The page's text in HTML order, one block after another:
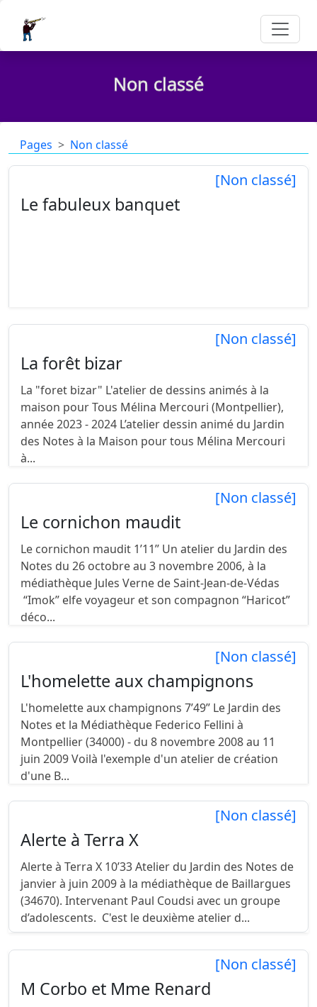
Non classé
Pages Non classé
[Non classé]
Le fabuleux banquet
[Non classé]
La forêt bizar
La "foret bizar" L'atelier de dessins animés à la
maison pour Tous Mélina Mercouri (Montpellier),
année 2023 - 2024 L’atelier dessin animé du Jardin
des Notes à la Maison pour tous Mélina Mercouri
à...
[Non classé]
Le cornichon maudit
Le cornichon maudit 1’11’’ Un atelier du Jardin des
Notes du 26 octobre au 3 novembre 2006, à la
médiathèque Jules Verne de Saint-Jean-de-Védas
“Imok” elfe voyageur et son compagnon “Haricot”
déco...
[Non classé]
L'homelette aux champignons
L'homelette aux champignons 7’49’’ Le Jardin des
Notes et la Médiathèque Federico Fellini à
Montpellier (34000) - du 8 novembre 2008 au 11
juin 2009 Voilà l'exemple d'un atelier de création
d'une B...
[Non classé]
Alerte à Terra X
Alerte à Terra X 10’33 Atelier du Jardin des Notes de
janvier à juin 2009 à la médiathèque de Baillargues
(34670). Intervenant Paul Coudsi avec un groupe
d’adolescents. C'est le deuxième atelier d...
[Non classé]
M Corbo et Mme Renard